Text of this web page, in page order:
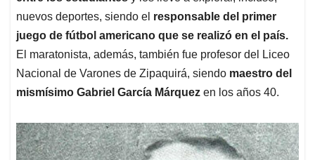
nuevos deportes, siendo el responsable del primer
juego de fútbol americano que se realizó en el país.
El maratonista, además, también fue profesor del Liceo
Nacional de Varones de Zipaquirá, siendo maestro del
mismísimo Gabriel García Márquez en los años 40.